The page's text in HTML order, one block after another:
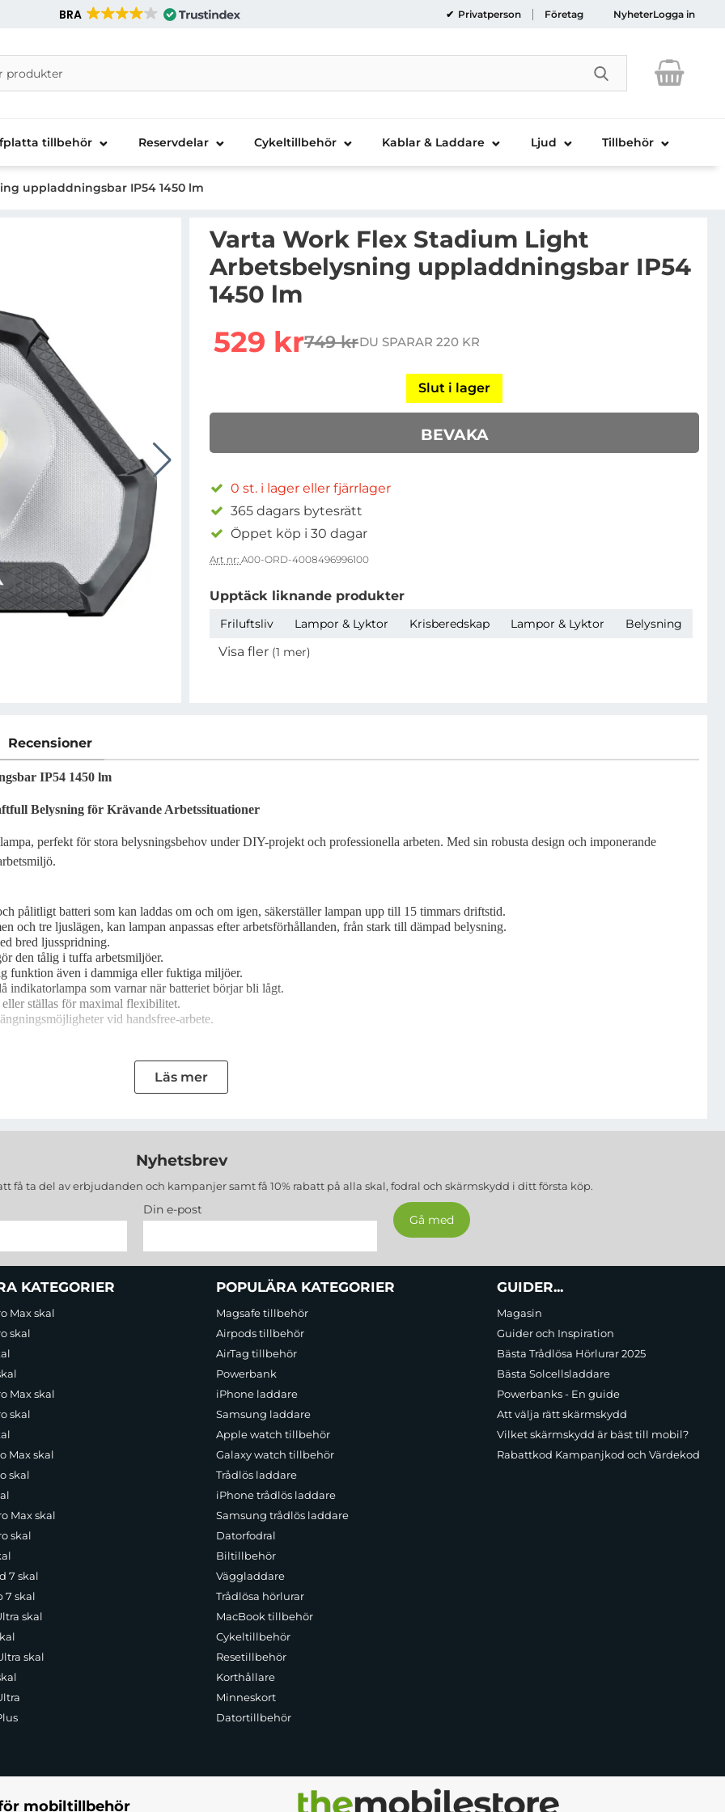
BRA Privatperson Företag NyheterLogga in
Telecom AB
Genomför
tillbehör Reservdelar Cykeltillbehör Kablar & Laddare Ljud Tillbehör
uppladdningsbar IP54 1450 lm
Varta Work Flex Stadium Light
Arbetsbelysning uppladdningsbar IP54
1450 lm
rea pris
529 krtidigare pris
749 krDU SPARAR 220 KR
Slut i lager
BEVAKA
0 st. i lager eller fjärrlager
365 dagars bytesrätt
Öppet köp i 30 dagar
Art nr: A00-ORD-4008496996100
Upptäck liknande produkter
Friluftsliv Lampor & Lyktor Krisberedskap Lampor & Lyktor Belysning
Visa fler (1 mer)
Recensioner
IP54 1450 lm
Belysning för Krävande Arbetssituationer
perfekt för stora belysningsbehov under DIY-projekt och professionella arbeten. Med sin robusta design och imponerande
pålitligt batteri som kan laddas om och om igen, säkerställer lampan upp till 15 timmars driftstid.
och tre ljuslägen, kan lampan anpassas efter arbetsförhållanden, från stark till dämpad belysning.
bred ljusspridning.
den tålig i tuffa arbetsmiljöer.
funktion även i dammiga eller fuktiga miljöer.
indikatorlampa som varnar när batteriet börjar bli lågt.
ställas för maximal flexibilitet.
vid handsfree-arbete.
det ultimata verktyget för alla som behöver pålitlig och kraftfull belysning, oavsett arbetsmiljö.
Läs mer
Nyhetsbrev
få ta del av erbjudanden och kampanjer samt få 10% rabatt på alla skal, fodral och skärmskydd i ditt första köp.
Din e-post
KATEGORIER
Max skal
skal
Max skal
skal
Max skal
skal
Max skal
skal
7 skal
7 skal
skal
skal
POPULÄRA KATEGORIER
Magsafe tillbehör
Airpods tillbehör
AirTag tillbehör
Powerbank
iPhone laddare
Samsung laddare
Apple watch tillbehör
Galaxy watch tillbehör
Trådlös laddare
iPhone trådlös laddare
Samsung trådlös laddare
Datorfodral
Biltillbehör
Väggladdare
Trådlösa hörlurar
MacBook tillbehör
Cykeltillbehör
Resetillbehör
Korthållare
Minneskort
Datortillbehör
GUIDER...
Magasin
Guider och Inspiration
Bästa Trådlösa Hörlurar 2025
Bästa Solcellsladdare
Powerbanks - En guide
Att välja rätt skärmskydd
Vilket skärmskydd är bäst till mobil?
Rabattkod Kampanjkod och Värdekod
mobiltillbehör